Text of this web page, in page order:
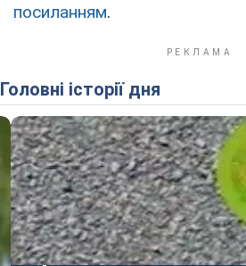
посиланням.
Головні історії дня